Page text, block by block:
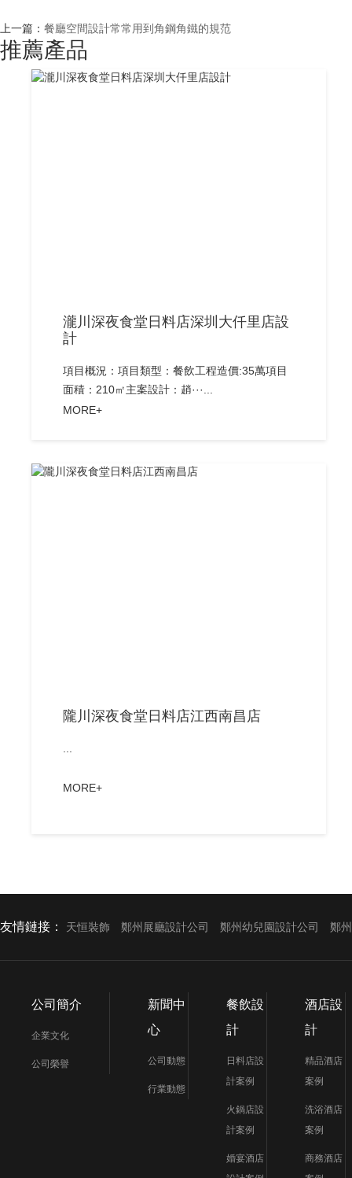
上一篇： 餐廳空間設計常常用到角鋼角鐵的規范
推薦產品
瀧川深夜食堂日料店深圳大仟里店設
計
項目概況：項目類型：餐飲工程造價:35萬項目
面積：210㎡主案設計：趙···...
MORE+
隴川深夜食堂日料店江西南昌店
MORE+
友情鏈接： 天恒裝飾 鄭州展廳設計公司 鄭州幼兒園設計公司 鄭
公司簡介
企業文化
公司榮譽
新聞中
心
公司動態
行業動態
餐飲設
計
日料店設
計案例
火鍋店設
計案例
婚宴酒店
酒店設
計
精品酒店
案例
洗浴酒店
案例
商務酒店